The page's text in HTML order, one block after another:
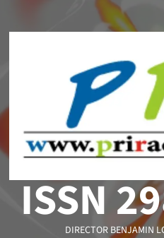
ISSN
DIRECTOR BENJAMIN